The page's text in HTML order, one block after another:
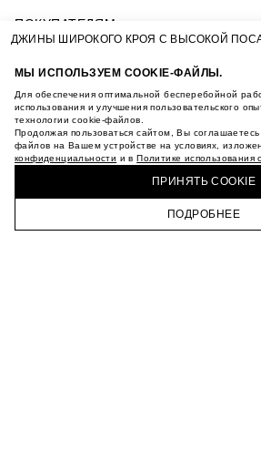
МЫ ИСПОЛЬЗУЕМ COOKIE-ФАЙЛЫ.
Для обеспечения оптимальной бесперебойной
использования и улучшения пользовательского
технологии cookie-файлов.
Продолжая пользоваться сайтом, Вы
файлов на Вашем устройстве на условиях,
конфиденциальности и вПолитике использования
ПРИНЯТЬ COOKIE
ПОДРОБНЕЕ
ГЛАВНАЯ КАТАЛОГ
ПОКУПАТЕЛЯМ
УСЛОВИЯ ИСПОЛЬЗОВАНИЯ
ПОЛИТИКА КОНФИДЕНЦИАЛЬНОСТИ
ПОЛИТИКА COOKIE
УСЛОВИЯ ПОКУПКИ
О НАС
МАГАЗИНЫ
КАРЬЕРА
ПОДПИСАТЬСЯ НА НОВОСТИ
ДЖИНЫ ШИРОКОГО КРОЯ С ВЫСОКОЙ
КУПИТЬ + ПОЛУЧИТЬ В